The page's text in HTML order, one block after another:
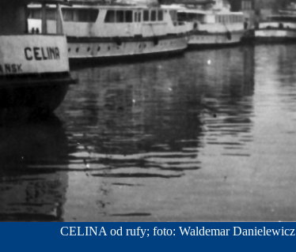
CELINA od rufy; foto: Waldemar Danielewicz